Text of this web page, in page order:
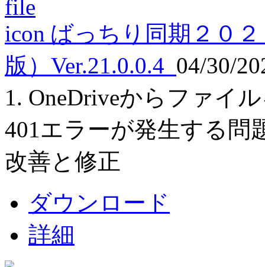
ばっちり同期２０
版）Ver.21.0.0.4 04/30/
1. OneDriveからファイ
401エラーが発生する問
改善と修正
ダウンロード
詳細